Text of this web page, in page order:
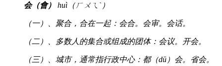
会（會） huì（ㄏㄨㄟˋ）
（一）、聚合，合在一起：会合。会审。会话。
（二）、多数人的集合或组成的团体：会议。开会。
（三）、城市，通常指行政中心：都（dū）会。省会。